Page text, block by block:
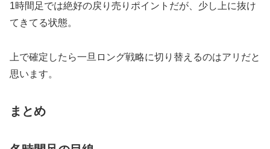
1時間足では絶好の戻り売りポイントだが、少し上に抜け
てきてる状態。
上で確定したら一旦ロング戦略に切り替えるのはアリだと
思います。
まとめ